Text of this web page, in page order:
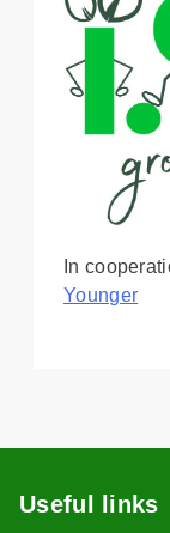
In
Younger
Useful links